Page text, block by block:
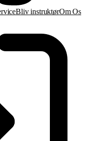
Bliv instruktørOm Os